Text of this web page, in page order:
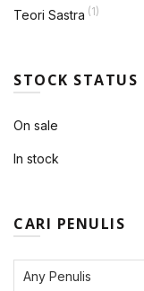
Teori Sastra (1)
STOCK STATUS
On sale
In stock
CARI PENULIS